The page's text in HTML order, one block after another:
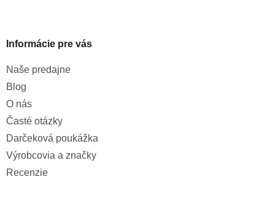
Informácie pre vás
Naše predajne
Blog
O nás
Časté otázky
Darčeková poukážka
Výrobcovia a značky
Recenzie